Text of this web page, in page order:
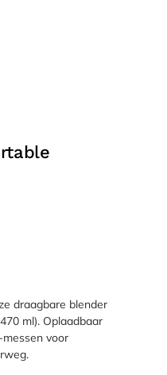
draagbare blender
ml). Oplaadbaar
voor